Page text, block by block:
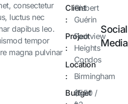
consectetur
luctus nec
dapibus leo.
tempor
magna pulvinar
Client
:
Project
:
Location
:
Budget
Gisbert
Guérin
Parkview
Heights
Condos
Birmingham
$550 /
Social
Media